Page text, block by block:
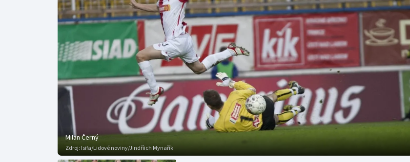
Curling
Dostihy
Florbal
Futsal
Golf
Gymnastika
Moderní pětiboj
Motorsport
Olympijské hry
Parasport
Plavání
Plážový volejbal
Triatlon
Veslování
Vodní slalom
Volejbal
Ostatní
Milan Černý
Zdroj: Isifa/Lidové noviny/Jindříich Mynařík